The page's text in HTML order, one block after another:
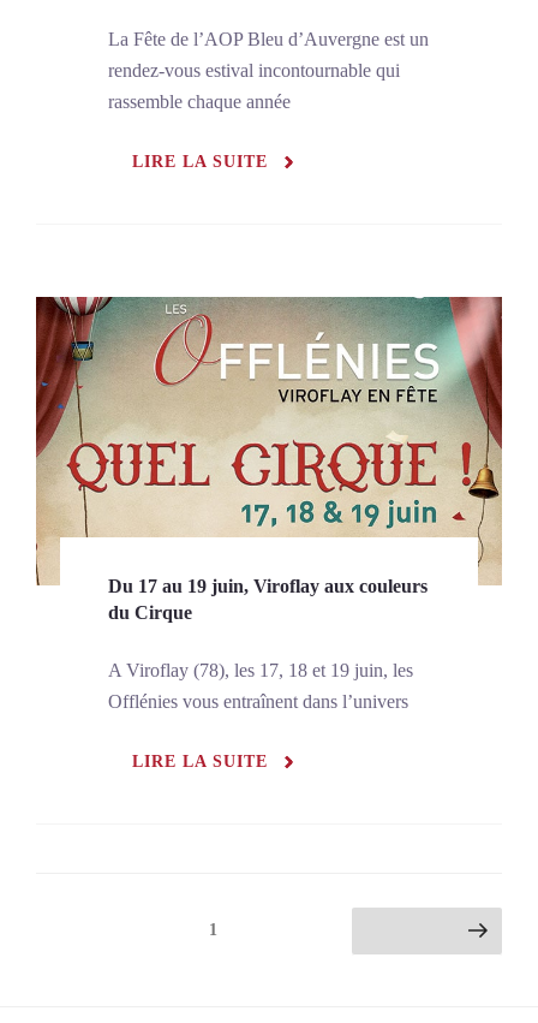
La Fête de l’AOP Bleu d’Auvergne est un
rendez-vous estival incontournable qui
rassemble chaque année
LIRE LA SUITE
Du 17 au 19 juin, Viroflay aux couleurs
du Cirque
A Viroflay (78), les 17, 18 et 19 juin, les
Offlénies vous entraînent dans l’univers
LIRE LA SUITE
1 Page suivante